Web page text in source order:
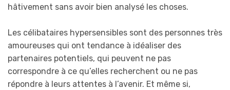
hâtivement sans avoir bien analysé les choses.
Les célibataires hypersensibles sont des personnes très
amoureuses qui ont tendance à idéaliser des
partenaires potentiels, qui peuvent ne pas
correspondre à ce qu’elles recherchent ou ne pas
répondre à leurs attentes à l’avenir. Et même si,